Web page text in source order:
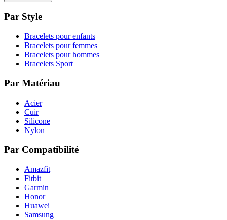
Par Style
Bracelets pour enfants
Bracelets pour femmes
Bracelets pour hommes
Bracelets Sport
Par Matériau
Acier
Cuir
Silicone
Nylon
Par Compatibilité
Amazfit
Fitbit
Garmin
Honor
Huawei
Samsung